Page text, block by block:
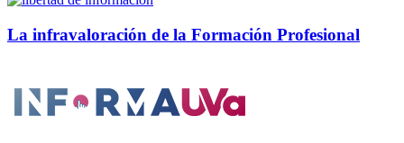
La infravaloración de la Formación Profesional